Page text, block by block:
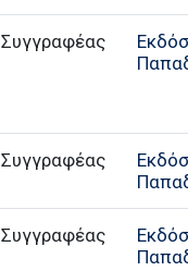
Συγγραφέας
Συγγραφέας
Συγγραφέας